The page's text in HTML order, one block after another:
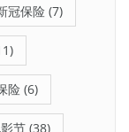
冠保险 (7)
险 (6)
节 (38)